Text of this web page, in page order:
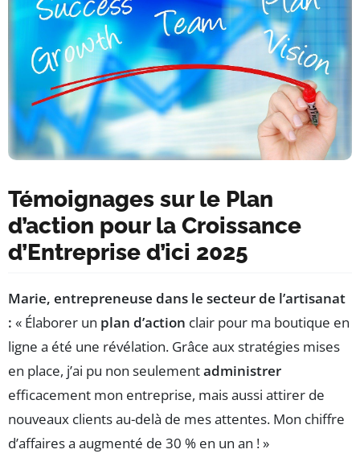
Témoignages sur le Plan
d’action pour la Croissance
d’Entreprise d’ici 2025
Marie, entrepreneuse dans le secteur de l’artisanat
: « Élaborer un plan d’action clair pour ma boutique en
ligne a été une révélation. Grâce aux stratégies mises
en place, j’ai pu non seulementadministrer
efficacement mon entreprise, mais aussi attirer de
nouveaux clients au-delà de mes attentes. Mon chiffre
d’affaires a augmenté de 30 % en un an ! »